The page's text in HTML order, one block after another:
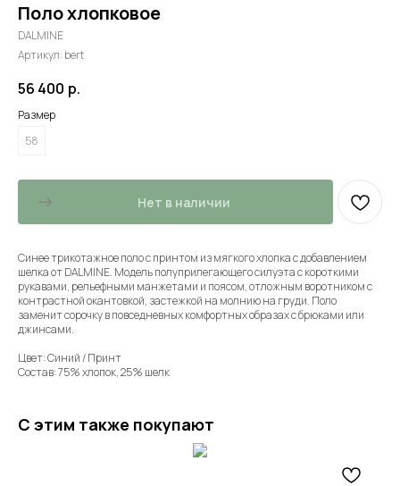
Поло хлопковое
DALMINE
Артикул: bert
56 400 р.
Размер
58
Нет в наличии
Синее трикотажное поло с принтом из мягкого хлопка с добавлением
шелка от DALMINE. Модель полуприлегающего силуэта с короткими
рукавами, рельефными манжетами и поясом, отложным воротником с
контрастной окантовкой, застежкой на молнию на груди. Поло
заменит сорочку в повседневных комфортных образах с брюками или
джинсами.
Цвет: Синий / Принт
Состав: 75% хлопок, 25% шелк
С этим также покупают